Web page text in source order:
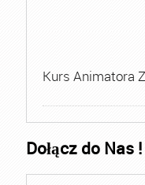
Kurs Animatora
Dołącz do Nas !